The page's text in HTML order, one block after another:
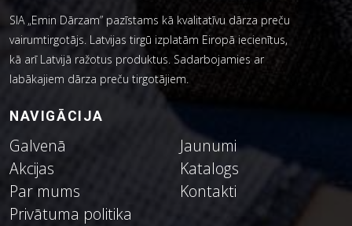
SIA „Emin Dārzam” pazīstams kā kvalitatīvu dārza preču
vairumtirgotājs. Latvijas tirgū izplatām Eiropā iecienītus,
kā arī Latvijā ražotus produktus. Sadarbojamies ar
labākajiem dārza preču tirgotājiem.
NAVIGĀCIJA
Galvenā
Jaunumi
Akcijas
Katalogs
Par mums
Kontakti
Privātuma politika